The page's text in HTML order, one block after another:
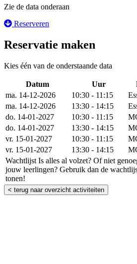
Zie de data onderaan
Reserveren
Reservatie maken
Kies één van de onderstaande data
Datum Uur
ma. 14-12-2026
10:30 - 11:15
ma. 14-12-2026
13:30 - 14:15
do. 14-01-2027
10:30 - 11:15
do. 14-01-2027
13:30 - 14:15
vr. 15-01-2027
10:30 - 11:15
vr. 15-01-2027
13:30 - 14:15
Wachtlijst Is alles al volzet? Of niet
jouw leerlingen? Gebruik dan de
tonen!
< terug naar overzicht activiteiten